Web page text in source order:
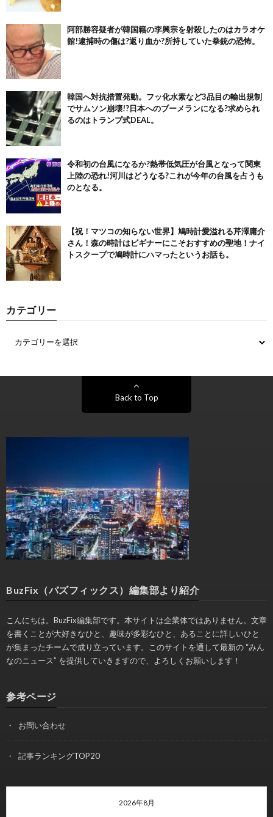
阿部勝容疑者が韓国籍の李興宗を射殺したのはカラオケ
館!逮捕時の傷は?返り血か?所持していた拳銃の恐怖。
韓国へ対抗措置発動。フッ化水素など3品目の輸出規制
でサムソン崩壊!?日本へのブーメランになる?求められ
るのはトランプ式DEAL。
令和初の台風になるか?熱帯低気圧が台風となって関東
上陸の恐れ!河川はどうなる?これが今年の台風を占うも
のとなる。
【祝！マツコの知らない世界】鳩時計愛溢れる芹澤庸介
さん！森の時計はビギナーにこそおすすめの聖地！ナイ
トスクープで鳩時計にハマったというお話も。
カテゴリー
Back to Top
BuzFix（バズフィックス）編集部より紹介
こんにちは。BuzFix編集部です。本サイトは企業体ではありません。文章
を書くことが大好きなひと、趣味が多彩なひと、あることに詳しいひと
が集まったチームで成り立っています。このサイトを通して最新の “みん
なのニュース” を提供していきますので、よろしくお願いします！
参考ページ
お問い合わせ
記事ランキングTOP20
2026年8月